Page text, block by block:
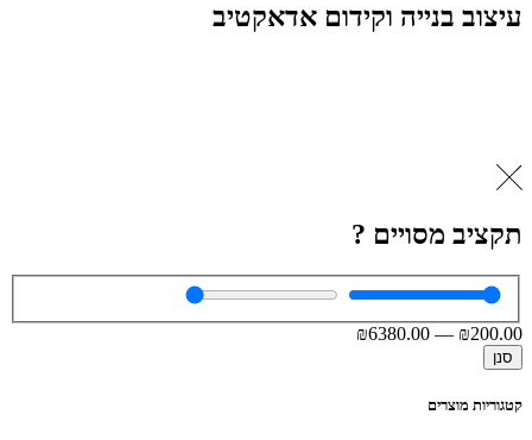
עיצוב בנייה וקידום אדאקטיב
תקציב מסויים ?
₪200.00
—
₪6380.00
סנן
קטגוריות מוצרים